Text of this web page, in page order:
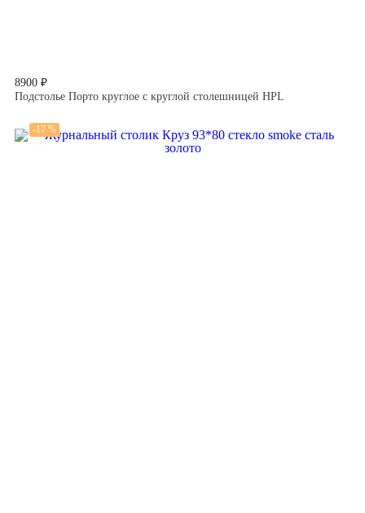
8900 ₽
Подстолье Порто круглое с круглой столешницей HPL
-17 %